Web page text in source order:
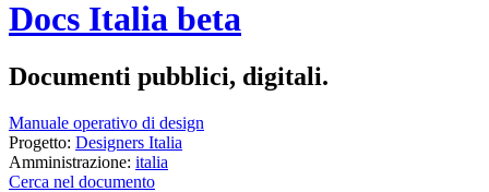
Docs Italia beta
Documenti pubblici, digitali.
Manuale operativo di design
Progetto: Designers Italia
Amministrazione: italia
Cerca nel documento